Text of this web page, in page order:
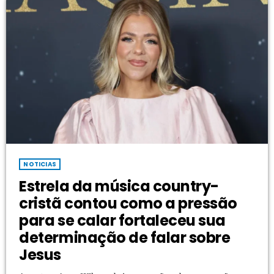
da música […]
NOTICIAS
Estrela da música country-
cristã contou como a pressão
para se calar fortaleceu sua
determinação de falar sobre
Jesus